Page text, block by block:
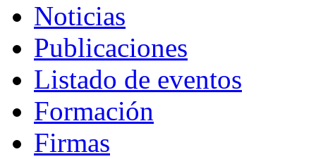
Noticias
Publicaciones
Listado de eventos
Formación
Firmas